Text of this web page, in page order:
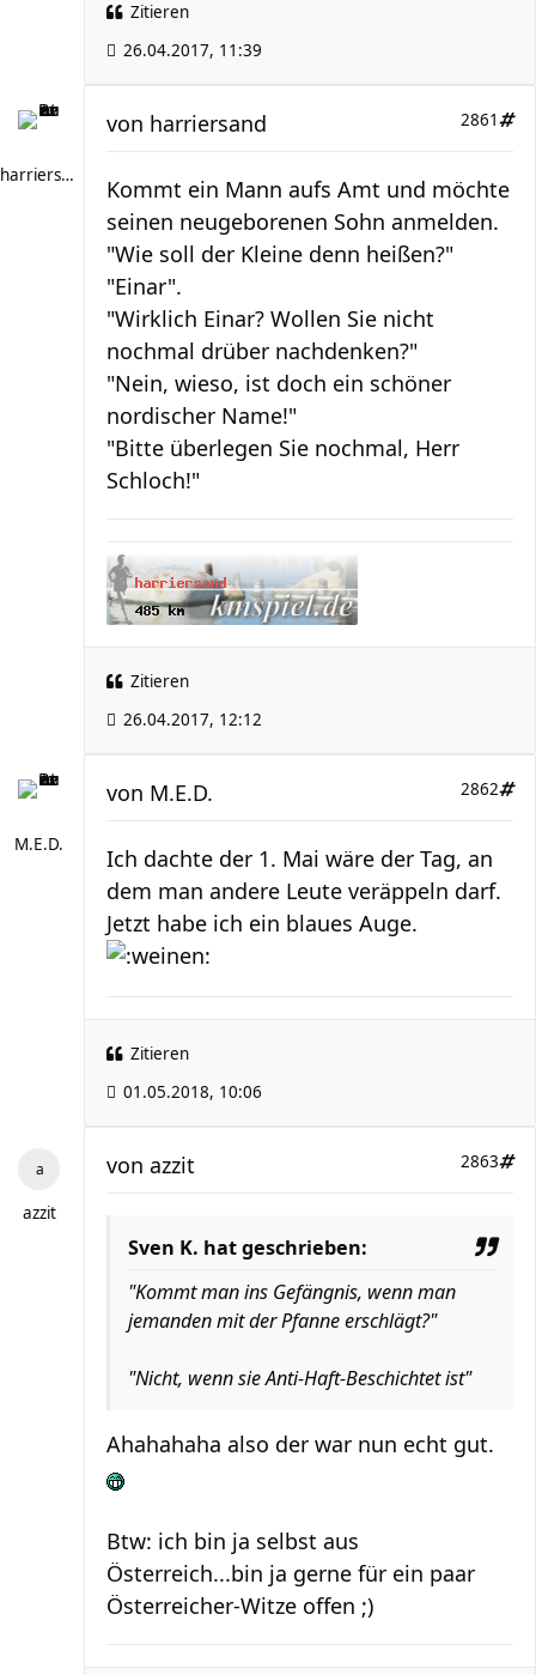
Zitieren
26.04.2017, 11:39
harriersand
2861
von harriersand
Kommt ein Mann aufs Amt und möchte
seinen neugeborenen Sohn anmelden.
"Wie soll der Kleine denn heißen?"
"Einar".
"Wirklich Einar? Wollen Sie nicht
nochmal drüber nachdenken?"
"Nein, wieso, ist doch ein schöner
nordischer Name!"
"Bitte überlegen Sie nochmal, Herr
Schloch!"
Zitieren
26.04.2017, 12:12
M.E.D.
2862
von M.E.D.
Ich dachte der 1. Mai wäre der Tag, an
dem man andere Leute veräppeln darf.
Jetzt habe ich ein blaues Auge.
Zitieren
01.05.2018, 10:06
azzit
2863
von azzit
Sven K. hat geschrieben:
"Kommt man ins Gefängnis, wenn man
jemanden mit der Pfanne erschlägt?"
"Nicht, wenn sie Anti-Haft-Beschichtet ist"
Ahahahaha also der war nun echt gut.
Btw: ich bin ja selbst aus
Österreich...bin ja gerne für ein paar
Österreicher-Witze offen ;)